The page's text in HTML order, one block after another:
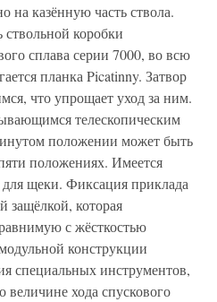
на казённую часть ствола.
коробки
сплава серии 7000, во всю
планка Picatinny. Затвор
что упрощает уход за ним.
телескопическим
положении может быть
положениях. Имеется
щеки. Фиксация приклада
защёлкой, которая
с жёсткостью
конструкции
специальных инструментов,
величине хода спускового